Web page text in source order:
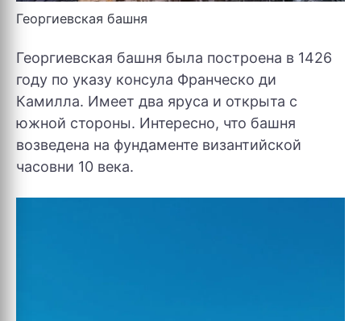
Георгиевская башня
Георгиевская башня была построена в 1426
году по указу консула Франческо ди
Камилла. Имеет два яруса и открыта с
южной стороны. Интересно, что башня
возведена на фундаменте византийской
часовни 10 века.